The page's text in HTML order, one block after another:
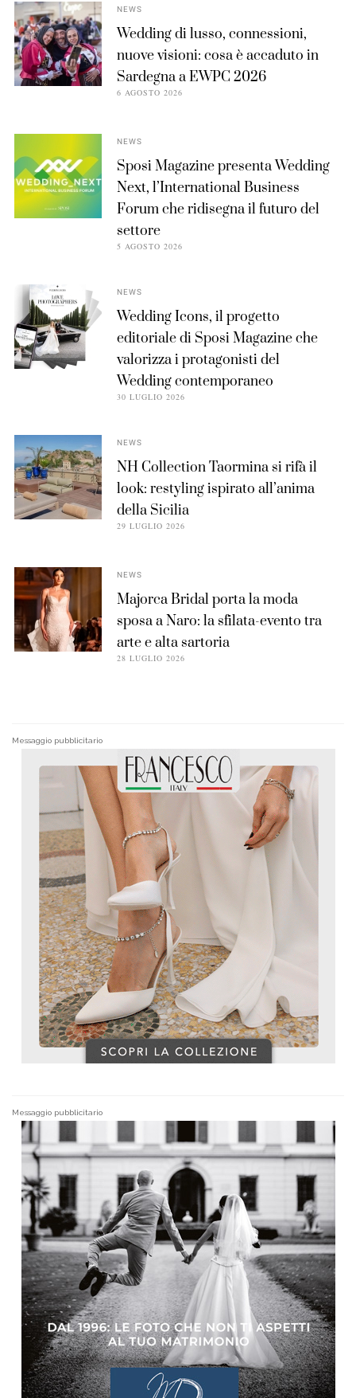
NEWS
Wedding di lusso, connessioni,
nuove visioni: cosa è accaduto in
Sardegna a EWPC 2026
6 AGOSTO 2026
NEWS
Sposi Magazine presenta Wedding
Next, l’International Business
Forum che ridisegna il futuro del
settore
5 AGOSTO 2026
NEWS
Wedding Icons, il progetto
editoriale di Sposi Magazine che
valorizza i protagonisti del
Wedding contemporaneo
30 LUGLIO 2026
NEWS
NH Collection Taormina si rifà il
look: restyling ispirato all’anima
della Sicilia
29 LUGLIO 2026
NEWS
Majorca Bridal porta la moda
sposa a Naro: la sfilata-evento tra
arte e alta sartoria
28 LUGLIO 2026
Messaggio pubblicitario
Messaggio pubblicitario